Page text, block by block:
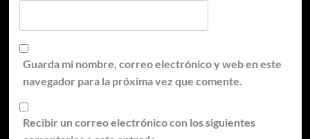
Guarda mi nombre, correo electrónico y web en este
navegador para la próxima vez que comente.
Recibir un correo electrónico con los siguientes